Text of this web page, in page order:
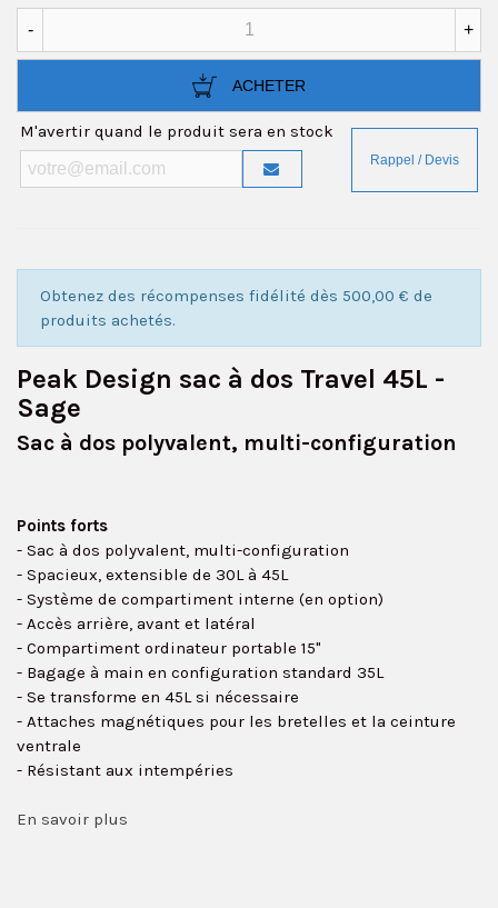
- +
ACHETER
M'avertir quand le produit sera en stock
Obtenez des récompenses fidélité dès 500,00 € de
produits achetés.
Peak Design sac à dos Travel 45L -
Sage
Sac à dos polyvalent, multi-configuration
Points forts
- Sac à dos polyvalent, multi-configuration
- Spacieux, extensible de 30L à 45L
- Système de compartiment interne (en option)
- Accès arrière, avant et latéral
- Compartiment ordinateur portable 15"
- Bagage à main en configuration standard 35L
- Se transforme en 45L si nécessaire
- Attaches magnétiques pour les bretelles et la ceinture
ventrale
- Résistant aux intempéries
En savoir plus